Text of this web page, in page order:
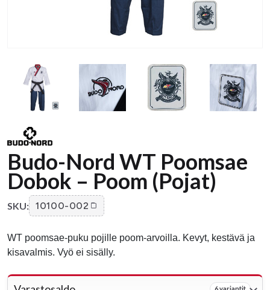
Budo-Nord WT Poomsae
Dobok – Poom (Pojat)
SKU: 10100-002
WT poomsae‑puku pojille poom‑arvoilla. Kevyt, kestävä ja
kisavalmis. Vyö ei sisälly.